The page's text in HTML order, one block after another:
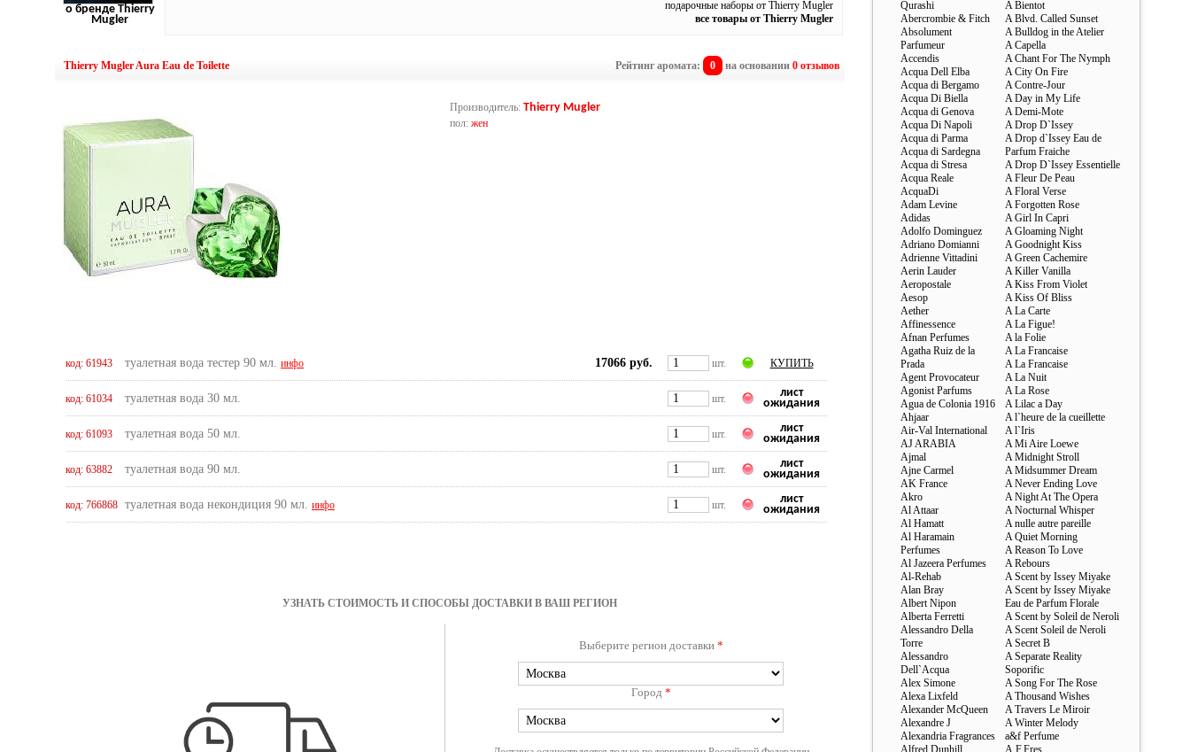
о бренде Thierry
Mugler
подарочные наборы от Thierry Mugler
все товары от Thierry Mugler
Thierry Mugler Aura Eau de Toilette Рейтинг аромата: 0 на основании 0 отзывов
Производитель: Thierry Mugler
пол: жен
код: 61943 туалетная вода тестер 90 мл. инфо 17066 руб. шт. КУПИТЬ
код: 61034 туалетная вода 30 мл. шт.
лист
ожидания
код: 61093 туалетная вода 50 мл. шт.
лист
ожидания
код: 63882 туалетная вода 90 мл. шт.
лист
ожидания
код: 766868 туалетная вода некондиция 90 мл. инфо шт.
лист
ожидания
УЗНАТЬ СТОИМОСТЬ И СПОСОБЫ ДОСТАВКИ В ВАШ РЕГИОН
Выберите регион доставки *
Город *
Qurashi
Abercrombie & Fitch
Absolument
Parfumeur
Accendis
Acqua Dell Elba
Acqua di Bergamo
Acqua Di Biella
Acqua di Genova
Acqua Di Napoli
Acqua di Parma
Acqua di Sardegna
Acqua di Stresa
Acqua Reale
AcquaDi
Adam Levine
Adidas
Adolfo Dominguez
Adriano Domianni
Adrienne Vittadini
Aerin Lauder
Aeropostale
Aesop
Aether
Affinessence
Afnan Perfumes
Agatha Ruiz de la
Prada
Agent Provocateur
Agonist Parfums
Agua de Colonia 1916
Ahjaar
Air-Val International
AJ ARABIA
Ajmal
Ajne Carmel
AK France
Akro
Al Attaar
Al Hamatt
Al Haramain
Perfumes
Al Jazeera Perfumes
Al-Rehab
Alan Bray
Albert Nipon
Alberta Ferretti
Alessandro Della
Torre
Alessandro
Dell`Acqua
Alex Simone
Alexa Lixfeld
Alexander McQueen
Alexandre J
Alexandria Fragrances
Alfred Dunhill
A Bientot
A Blvd. Called Sunset
A Bulldog in the Atelier
A Capella
A Chant For The Nymph
A City On Fire
A Contre-Jour
A Day in My Life
A Demi-Mote
A Drop D`Issey
A Drop d`Issey Eau de
Parfum Fraiche
A Drop D`Issey Essentielle
A Fleur De Peau
A Floral Verse
A Forgotten Rose
A Girl In Capri
A Gloaming Night
A Goodnight Kiss
A Green Cachemire
A Killer Vanilla
A Kiss From Violet
A Kiss Of Bliss
A La Carte
A La Figue!
A la Folie
A La Francaise
A La Francaise
A La Nuit
A La Rose
A Lilac a Day
A l`heure de la cueillette
A l`Iris
A Mi Aire Loewe
A Midnight Stroll
A Midsummer Dream
A Never Ending Love
A Night At The Opera
A Nocturnal Whisper
A nulle autre pareille
A Quiet Morning
A Reason To Love
A Rebours
A Scent by Issey Miyake
A Scent by Issey Miyake
Eau de Parfum Florale
A Scent by Soleil de Neroli
A Scent Soleil de Neroli
A Secret B
A Separate Reality
Soporific
A Song For The Rose
A Thousand Wishes
A Travers Le Miroir
A Winter Melody
a&f Perfume
A.F.Fres